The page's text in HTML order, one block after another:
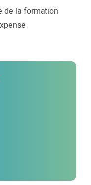
de la formation